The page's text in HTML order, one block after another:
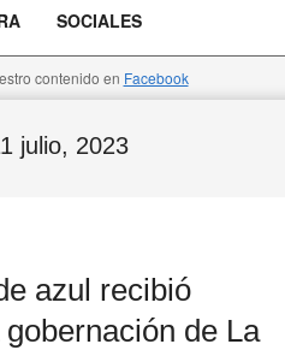
SOCIALES
contenido en Facebook
julio, 2023
azul recibió
de La